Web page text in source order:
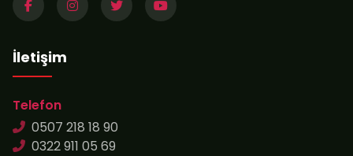
İletişim
Telefon
0507 218 18 90
0322 911 05 69